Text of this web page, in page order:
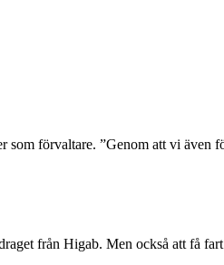
förvaltare. ”Genom att vi även
från Higab. Men också att få